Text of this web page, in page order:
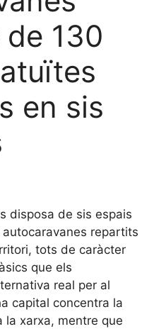
130
en sis
disposa de sis espais
repartits
tots de caràcter
que els
real per al
capital concentra la
xarxa, mentre que